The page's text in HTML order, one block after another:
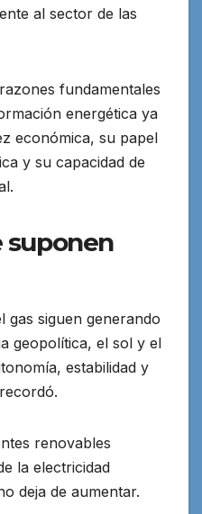
al sector de las
fundamentales
energética ya
económica, su papel
y su capacidad de
suponen
gas siguen generando
geopolítica, el sol y el
estabilidad y
renovables
la electricidad
deja de aumentar.